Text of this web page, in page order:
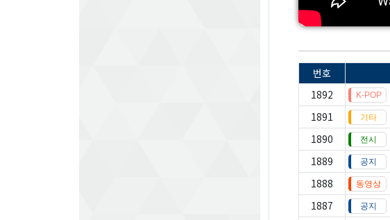
번호
1892
1891
1890
1889
1888
1887